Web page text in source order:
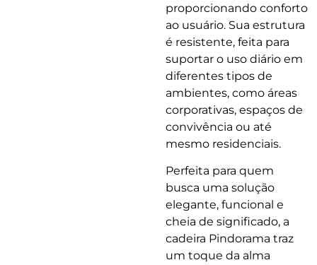
proporcionando conforto
ao usuário. Sua estrutura
é resistente, feita para
suportar o uso diário em
diferentes tipos de
ambientes, como áreas
corporativas, espaços de
convivência ou até
mesmo residenciais.
Perfeita para quem
busca uma solução
elegante, funcional e
cheia de significado, a
cadeira Pindorama traz
um toque da alma